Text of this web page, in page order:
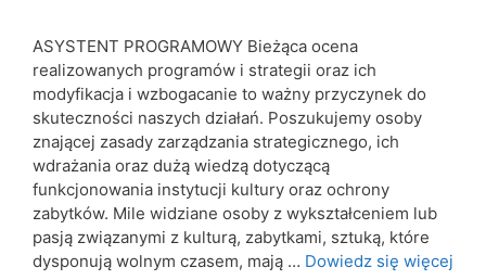
ASYSTENT PROGRAMOWY Bieżąca ocena
realizowanych programów i strategii oraz ich
modyfikacja i wzbogacanie to ważny przyczynek do
skuteczności naszych działań. Poszukujemy osoby
znającej zasady zarządzania strategicznego, ich
wdrażania oraz dużą wiedzą dotyczącą
funkcjonowania instytucji kultury oraz ochrony
zabytków. Mile widziane osoby z wykształceniem lub
pasją związanymi z kulturą, zabytkami, sztuką, które
dysponują wolnym czasem, mają … Dowiedz się więcej